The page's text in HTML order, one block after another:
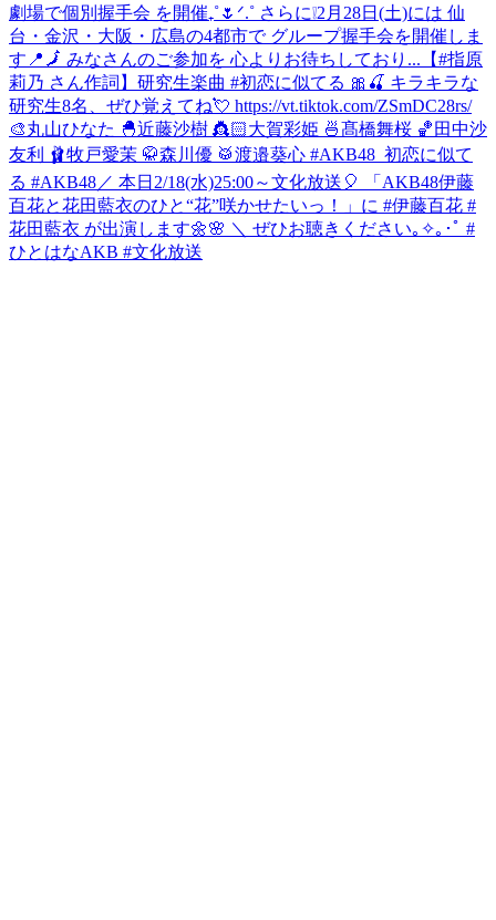
劇場で個別握手会 を開催₊˚🌷ᐟ.˚ さらに❕2月28日(土)には 仙
台・金沢・大阪・広島の4都市で グループ握手会を開催しま
す📍🗾 みなさんのご参加を 心よりお待ちしており... 【#指原
莉乃 さん作詞】研究生楽曲 #初恋に似てる 🎀🍒 キラキラな
研究生8名、ぜひ覚えてね💘 https://vt.tiktok.com/ZSmDC28rs/
🎨丸山ひなた 🐣近藤沙樹 👸🏻大賀彩姫 🍜髙橋舞桜 🏀田中沙
友利 🩰牧戸愛茉 🥋森川優 🥁渡邉葵心 #AKB48_初恋に似て
る #AKB48／ 本日2/18(水)25:00～文化放送🎈 「AKB48伊藤
百花と花田藍衣のひと“花”咲かせたいっ！」に #伊藤百花 #
花田藍衣 が出演します🌼🌸 ＼ ぜひお聴きください｡✧｡･ﾟ #
ひとはなAKB #文化放送